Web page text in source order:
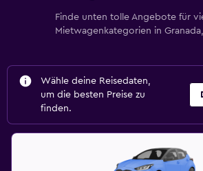
Finde unten tolle Angebote für
Mietwagenkategorien in
Wähle deine Reisedaten,
um die besten Preise zu
finden.